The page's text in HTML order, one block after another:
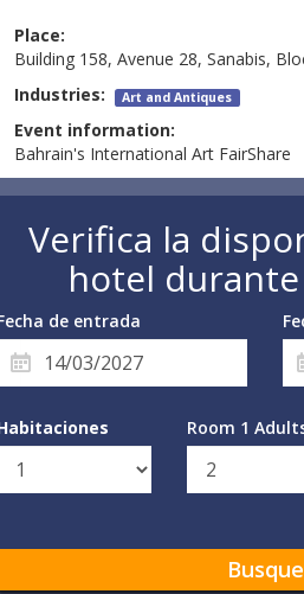
Place:
Building 158, Avenue 28, Sanabis,
Industries: Art and Antiques
Event information:
Bahrain's International Art FairShare
Verifica la
hotel
de entrada
Room 1
Busque